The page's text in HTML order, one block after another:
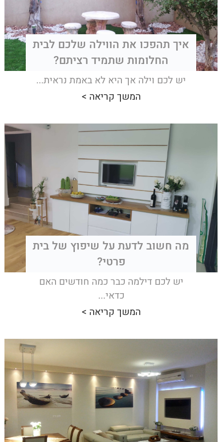
איך תהפכו את הווילה שלכם לבית
החלומות שתמיד רציתם?
יש לכם וילה אך היא לא באמת נראית...
המשך קריאה >
מה חשוב לדעת על שיפוץ של בית
פרטי?
יש לכם דילמה כבר כמה חודשים האם
כדאי...
המשך קריאה >